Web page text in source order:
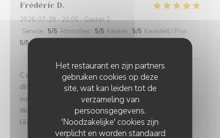
Het restaurant en zijn partners
gebruiken cookies op deze
site, wat kan leiden tot de
verzameling van
persoonsgegevens.
'Noodzakelijke' cookies zijn
verplicht en worden standaard
Frédéric D
2026-07-28- 20:00 - Gasten 2
Service : 5/5 Atmosfeer : 5/5 Keuken : 5/5 Kwaliteit / Prijs :
5/5
C’est toujours avec un grand plaisir que nous venons
dîner au Vin sur Vin. Le chef arrive toujours à nous
surprendre grâce à des plats parfaitement élaborés et
délicieux. L’équipe est agréable, sympathique et à
l’écoute. Félicitations !